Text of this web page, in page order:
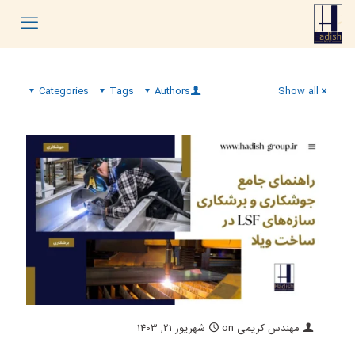
Categories Tags Authors Show all
مهندس کریمی on شهریور 21, 1403